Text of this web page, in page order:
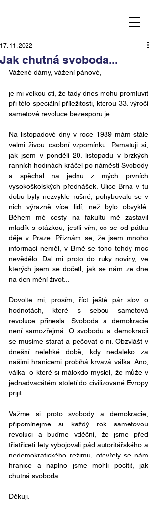
Jak chutná svoboda...
17. 11. 2022
Vážené dámy, vážení pánové,
je mi velkou ctí, že tady dnes mohu promluvit
při této speciální příležitosti, kterou 33. výročí
sametové revoluce bezesporu je.
Na listopadové dny v roce 1989 mám stále
velmi živou osobní vzpomínku. Pamatuji si,
jak jsem v pondělí 20. listopadu v brzkých
ranních hodinách kráčel po náměstí Svobody
a spěchal na jednu z mých prvních
vysokoškolských přednášek. Ulice Brna v tu
dobu byly nezvykle rušné, pohybovalo se v
nich výrazně více lidí, než bylo obvyklé.
Během mé cesty na fakultu mě zastavil
mladík s otázkou, jestli vím, co se od pátku
děje v Praze. Přiznám se, že jsem mnoho
informací neměl, v Brně se toho tehdy moc
nevědělo. Dal mi proto do ruky noviny, ve
kterých jsem se dočetl, jak se nám ze dne
na den mění život...
Dovolte mi, prosím, říct ještě pár slov o
hodnotách, které s sebou sametová
revoluce přinesla. Svoboda a demokracie
není samozřejmá. O svobodu a demokracii
se musíme starat a pečovat o ni. Obzvlášť v
dnešní nelehké době, kdy nedaleko za
našimi hranicemi probíhá krvavá válka. Ano,
válka, o které si málokdo myslel, že může v
jednadvacátém století do civilizované Evropy
přijít.
Važme si proto svobody a demokracie,
připomínejme si každý rok sametovou
revoluci a buďme vděční, že jsme před
třiatřiceti lety vybojovali pád autoritářského a
nedemokratického režimu, otevřely se nám
hranice a naplno jsme mohli pocítit, jak
chutná svoboda.
Děkuji.